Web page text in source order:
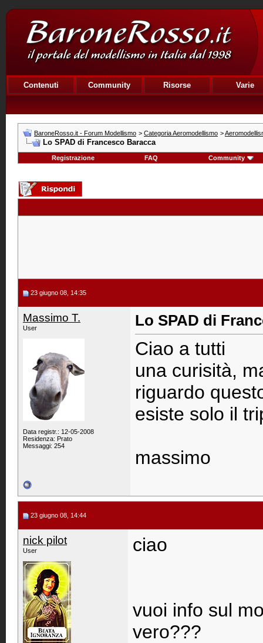
Contenuti Community Risorse Varie
BaroneRosso.it - Forum Modellismo > Categoria Aeromodellismo >
Lo SPAD di Francesco Baracca
Registrazione FAQ Community
23 giugno 08, 14:35
Massimo T.
User
Data registr.: 12-05-2008
Residenza: Prato
Messaggi: 254
Lo SPAD di
Ciao a tutti
una curisità,
riguardo
esiste solo il
massimo
23 giugno 08, 14:44
nick pilot
User ciao
vuoi info sul
vero???